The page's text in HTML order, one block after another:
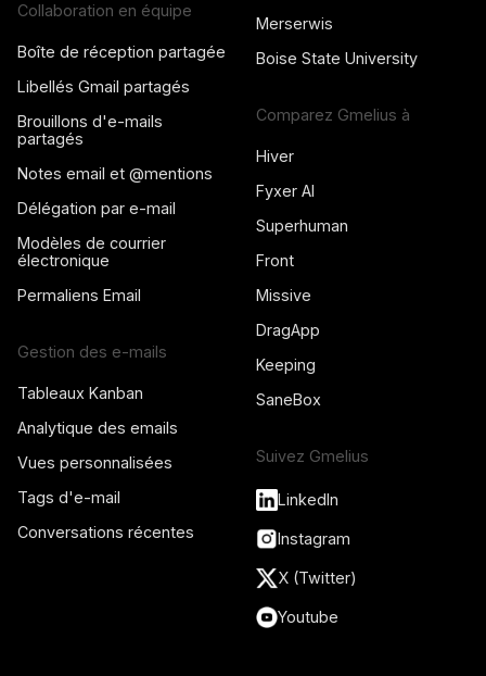
Collaboration en équipe
Boîte de réception partagée
Libellés Gmail partagés
Brouillons d'e-mails
partagés
Notes email et @mentions
Délégation par e-mail
Modèles de courrier
électronique
Permaliens Email
Gestion des e-mails
Tableaux Kanban
Analytique des emails
Vues personnalisées
Tags d'e-mail
Conversations récentes
Merserwis
Boise State University
Comparez Gmelius à
Hiver
Fyxer AI
Superhuman
Front
Missive
DragApp
Keeping
SaneBox
Suivez Gmelius
LinkedIn
Instagram
X (Twitter)
Youtube